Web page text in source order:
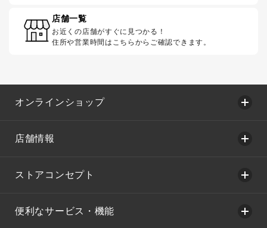
店舗一覧
お近くの店舗がすぐに見つかる！
住所や営業時間はこちらからご確認できます。
オンラインショップ
店舗情報
ストアコンセプト
便利なサービス・機能